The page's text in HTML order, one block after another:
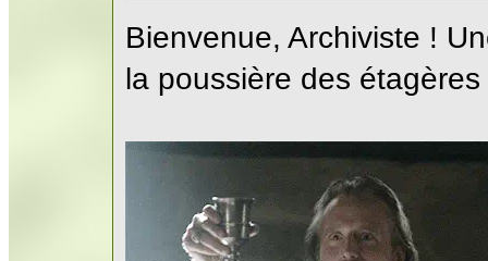
Bienvenue, Archiviste !
la poussière des étagères